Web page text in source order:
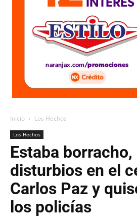
Inicio Los Hechos
Los Hechos
Estaba
disturbios en el
Carlos Paz y
los policías